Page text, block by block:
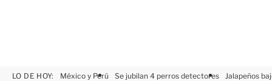
LO DE HOY: México y Perú Se jubilan 4 perros detectores Jalapeños